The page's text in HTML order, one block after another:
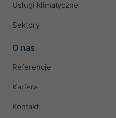
Usługi klimatyczne
Sektory
O nas
Referencje
Kariera
Kontakt